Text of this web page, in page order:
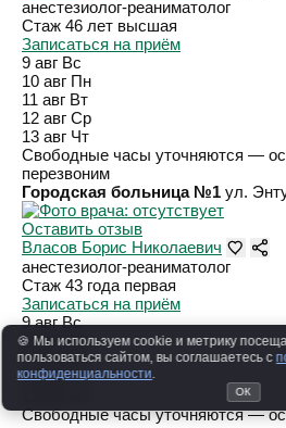
анестезиолог-реаниматолог
Стаж 46 лет высшая
Записаться на приём
9 авг Вс
10 авг Пн
11 авг Вт
12 авг Ср
13 авг Чт
Свободные часы уточняются —
перезвоним
Городская больница №1 ул.
Оставить отзыв
Власов Борис Николаевич
анестезиолог-реаниматолог
Стаж 43 года первая
Записаться на приём
9 авг Вс
10 авг Пн
11 авг Вт
12 авг Ср
Свободные часы уточняются —
🍪 Мы используем cookie и метрику
пользоваться сайтом, вы соглашаетесь с
конфиденциальности
ОК